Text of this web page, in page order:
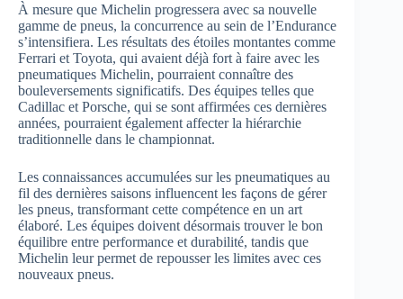
À mesure que Michelin progressera avec sa nouvelle
gamme de pneus, la concurrence au sein de l’Endurance
s’intensifiera. Les résultats des étoiles montantes comme
Ferrari et Toyota, qui avaient déjà fort à faire avec les
pneumatiques Michelin, pourraient connaître des
bouleversements significatifs. Des équipes telles que
Cadillac et Porsche, qui se sont affirmées ces dernières
années, pourraient également affecter la hiérarchie
traditionnelle dans le championnat.
Les connaissances accumulées sur les pneumatiques au
fil des dernières saisons influencent les façons de gérer
les pneus, transformant cette compétence en un art
élaboré. Les équipes doivent désormais trouver le bon
équilibre entre performance et durabilité, tandis que
Michelin leur permet de repousser les limites avec ces
nouveaux pneus.